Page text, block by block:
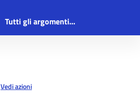
Tutti gli argomenti...
Vedi azioni